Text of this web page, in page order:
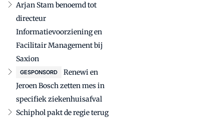
Arjan Stam benoemd tot
directeur
Informatievoorziening en
Facilitair Management bij
Saxion
GESPONSORD
Renewi en
Jeroen Bosch zetten mes in
specifiek ziekenhuisafval
Schiphol pakt de regie terug